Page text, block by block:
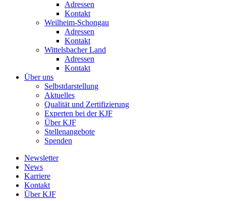
Adressen
Kontakt
Weilheim-Schongau
Adressen
Kontakt
Wittelsbacher Land
Adressen
Kontakt
Über uns
Selbstdarstellung
Aktuelles
Qualität und Zertifizierung
Experten bei der KJF
Über KJF
Stellenangebote
Spenden
Newsletter
News
Karriere
Kontakt
Über KJF